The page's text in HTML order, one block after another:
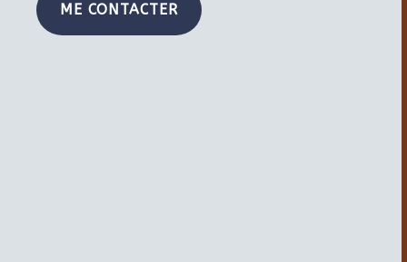
ME CONTACTER